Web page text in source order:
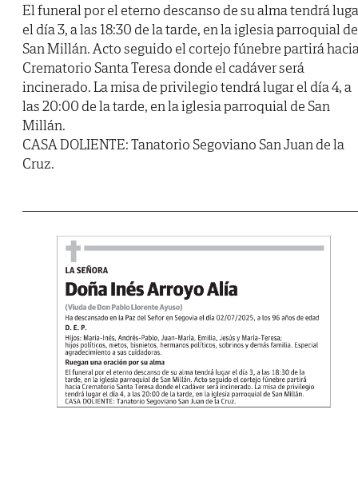
El funeral por el eterno descanso de su alma tendrá
el día 3, a las 18:30 de la tarde, en la iglesia parroquial de
San Millán. Acto seguido el cortejo fúnebre partirá
Crematorio Santa Teresa donde el cadáver será
incinerado. La misa de privilegio tendrá lugar el día 4, a
las 20:00 de la tarde, en la iglesia parroquial de San
Millán.
CASA DOLIENTE: Tanatorio Segoviano San Juan de la
Cruz.